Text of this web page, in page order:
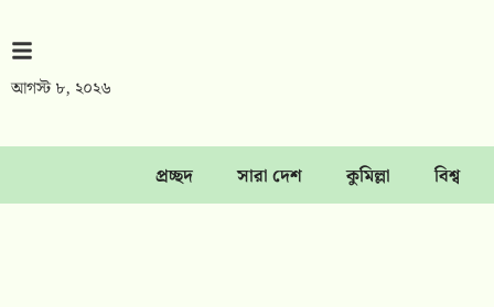
আগস্ট ৮, ২০২৬
প্রচ্ছদ সারা দেশ কুমিল্লা বিশ্ব